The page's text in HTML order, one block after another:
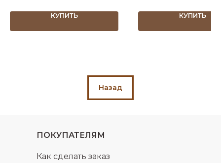
КУПИТЬ КУПИТЬ
Назад
ПОКУПАТЕЛЯМ
Как сделать заказ